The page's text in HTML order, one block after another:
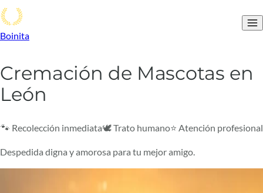
Boinita
Cremación de Mascotas en
León
🐾 Recolección inmediata🕊️ Trato humano⭐ Atención profesional
Despedida digna y amorosa para tu mejor amigo.